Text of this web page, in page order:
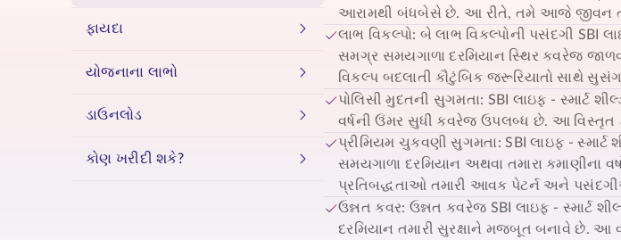
ફાયદા
યોજનાના લાભો
ડાઉનલોડ
કોણ ખરીદી શકે?
આરામથી બંધબેસે છે. આ રીતે, તમે આજે જીવન
લાભ વિકલ્પો: બે લાભ વિકલ્પોની પસંદગી SBI
સમગ્ર સમયગાળા દરમિયાન સ્થિર કવરેજ
વિકલ્પ બદલાતી કૌટુંબિક જરૂરિયાતો સાથે
પોલિસી મુદતની સુગમતા: SBI લાઇફ - સ્માર્ટ
વર્ષની ઉંમર સુધી કવરેજ ઉપલબ્ધ છે. આ વિસ્તૃત
પ્રીમિયમ ચુકવણી સુગમતા:SBI લાઇફ - સ્માર્ટ
સમયગાળા દરમિયાન અથવા તમારા કમાણીના
પ્રતિબદ્ધતાઓ તમારી આવક પેટર્ન અને
ઉન્નત કવર: ઉન્નત કવરેજ SBI લાઇફ - સ્માર્ટ
દરમિયાન તમારી સુરક્ષાને મજબૂત બનાવે છે. આ